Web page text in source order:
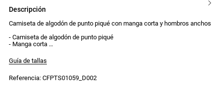
descripción
Camiseta de algodón de punto piqué con manga corta y hombros anchos
- Camiseta de algodón de punto piqué
- Manga corta
- Corte recto y ancho
- Bordado en contraste bajo el escote
Guía de tallas
Referencia: CFPTS01059_D002